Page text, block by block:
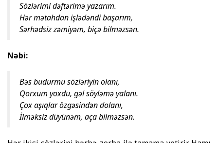
Sözlərimi dəftərimə yazarım.
Hər mətahdan işlədəndi başarım,
Sərhədsiz zəmiyəm, biçə bilməzsən.
Nəbi:
Bəs budurmu sözləriyin olanı,
Qorxum yoxdu, gəl söyləmə yalanı.
Çox aşıqlar özgəsindən dolanı,
İlməksiz düyünəm, aça bilməzsən.